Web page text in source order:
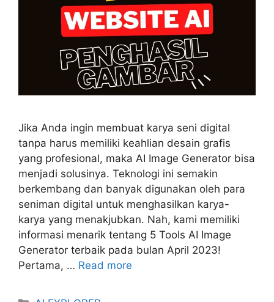
Jika Anda ingin membuat karya seni digital
tanpa harus memiliki keahlian desain grafis
yang profesional, maka AI Image Generator bisa
menjadi solusinya. Teknologi ini semakin
berkembang dan banyak digunakan oleh para
seniman digital untuk menghasilkan karya-
karya yang menakjubkan. Nah, kami memiliki
informasi menarik tentang 5 Tools AI Image
Generator terbaik pada bulan April 2023!
Pertama, … Read more